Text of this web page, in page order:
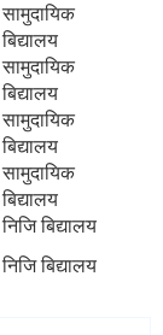
सामुदायिक
बिद्यालय
सामुदायिक
बिद्यालय
सामुदायिक
बिद्यालय
सामुदायिक
बिद्यालय
निजि बिद्यालय
निजि बिद्यालय